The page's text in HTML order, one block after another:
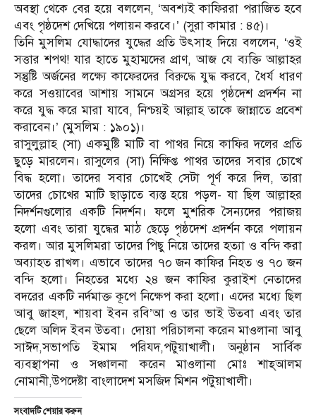
অবস্থা থেকে বের হয়ে বললেন, ‘অবশ্যই কাফিররা পরাজিত হবে
এবং পৃষ্ঠদেশ দেখিয়ে পলায়ন করবে।’ (সুরা কামার : ৪৫)।
তিনি মুসলিম যোদ্ধাদের যুদ্ধের প্রতি উৎসাহ দিয়ে বললেন, ‘ওই
সত্তার শপথ! যার হাতে মুহাম্মদের প্রাণ, আজ যে ব্যক্তি আল্লাহর
সন্তুষ্টি অর্জনের লক্ষ্যে কাফেরদের বিরুদ্ধে যুদ্ধ করবে, ধৈর্য ধারণ
করে সওয়াবের আশায় সামনে অগ্রসর হয়ে পৃষ্ঠদেশ প্রদর্শন না
করে যুদ্ধ করে মারা যাবে, নিশ্চয়ই আল্লাহ তাকে জান্নাতে প্রবেশ
করাবেন।’ (মুসলিম : ১৯০১)।
রাসুলুল্লাহ (সা) একমুষ্টি মাটি বা পাথর নিয়ে কাফির দলের প্রতি
ছুড়ে মারলেন। রাসুলের (সা) নিক্ষিপ্ত পাথর তাদের সবার চোখে
বিদ্ধ হলো। তাদের সবার চোখেই সেটা পূর্ণ করে দিল, তারা
তাদের চোখের মাটি ছাড়াতে ব্যস্ত হয়ে পড়ল- যা ছিল আল্লাহর
নিদর্শনগুলোর একটি নিদর্শন। ফলে মুশরিক সৈন্যদের পরাজয়
হলো এবং তারা যুদ্ধের মাঠ ছেড়ে পৃষ্ঠদেশ প্রদর্শন করে পলায়ন
করল। আর মুসলিমরা তাদের পিছু নিয়ে তাদের হত্যা ও বন্দি করা
অব্যাহত রাখল। এভাবে তাদের ৭০ জন কাফির নিহত ও ৭০ জন
বন্দি হলো। নিহতের মধ্যে ২৪ জন কাফির কুরাইশ নেতাদের
বদরের একটি নর্দমাক্ত কূপে নিক্ষেপ করা হলো। এদের মধ্যে ছিল
আবু জাহল, শায়বা ইবন রবি’আ ও তার ভাই উতবা এবং তার
ছেলে অলিদ ইবন উতবা। দোয়া পরিচালনা করেন মাওলানা আবু
সাঈদ,সভাপতি ইমাম পরিযদ,পটুয়াখালী। অনুষ্ঠান সার্বিক
ব্যবস্থাপনা ও সঞ্চালনা করেন মাওলানা মোঃ শাহ্আলম
নোমানী,উপদেষ্টা বাংলাদেশ মসজিদ মিশন পটুয়াখালী।
সংবাদটি শেয়ার করুন